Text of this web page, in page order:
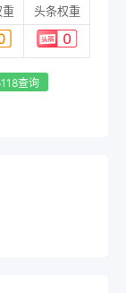
重 头条权重
查询